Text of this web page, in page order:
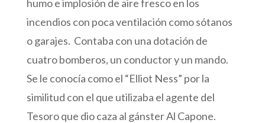
humo e implosión de aire fresco en los
incendios con poca ventilación como sótanos
o garajes. Contaba con una dotación de
cuatro bomberos, un conductor y un mando.
Se le conocía como el “Elliot Ness” por la
similitud con el que utilizaba el agente del
Tesoro que dio caza al gánster Al Capone.